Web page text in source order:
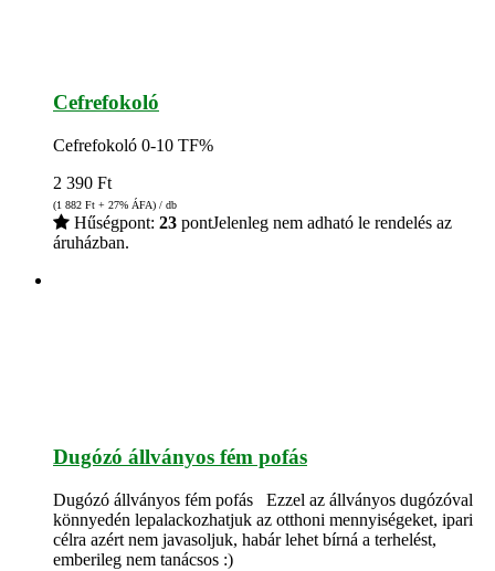
Cefrefokoló
Cefrefokoló 0-10 TF%
2 390 Ft
(1 882 Ft + 27% ÁFA) / db
Hűségpont: 23 pontJelenleg nem adható le rendelés az
áruházban.
Dugózó állványos fém pofás
Dugózó állványos fém pofás Ezzel az állványos dugózóval
könnyedén lepalackozhatjuk az otthoni mennyiségeket, ipari
célra azért nem javasoljuk, habár lehet bírná a terhelést,
emberileg nem tanácsos :)